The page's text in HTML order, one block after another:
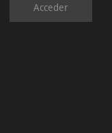
Acceder